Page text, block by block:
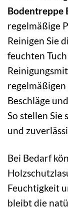
Bodentreppe
regelmäßige
Reinigen Sie
feuchten
Beschläge
So stellen Sie
und
Bei Bedarf
Feuchtigkeit
bleibt die